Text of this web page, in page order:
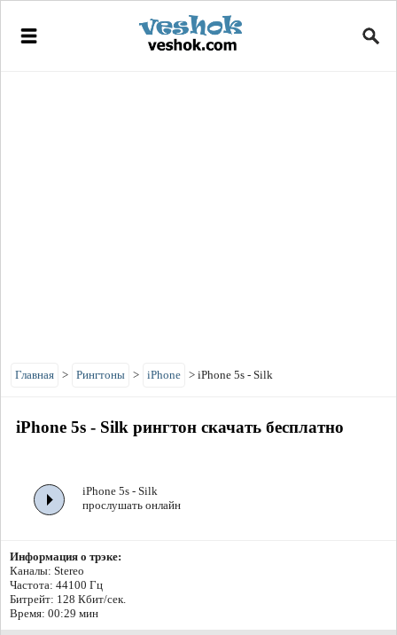
Главная > Рингтоны > iPhone > iPhone 5s - Silk
iPhone 5s - Silk рингтон скачать бесплатно
iPhone 5s - Silk
прослушать онлайн
Информация о трэке:
Каналы: Stereo
Частота: 44100 Гц
Битрейт: 128 Кбит/сек.
Время: 00:29 мин